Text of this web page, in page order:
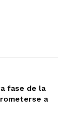
fase de la
a